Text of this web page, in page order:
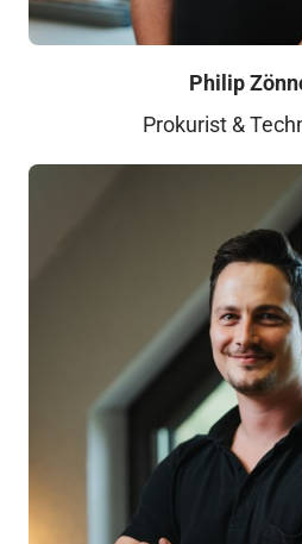
Philip
Prokurist &